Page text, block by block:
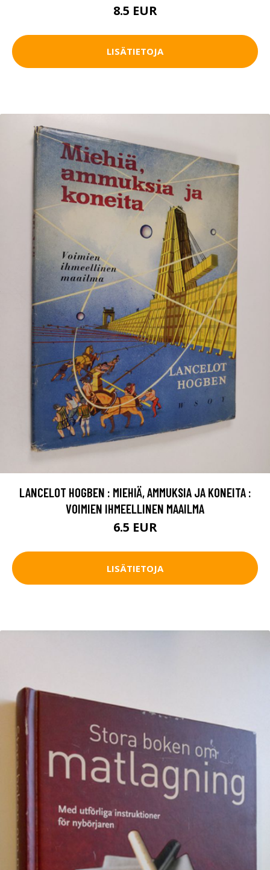
8.5 EUR
LISÄTIETOJA
LANCELOT HOGBEN : MIEHIÄ, AMMUKSIA JA KONEITA :
VOIMIEN IHMEELLINEN MAAILMA
6.5 EUR
LISÄTIETOJA